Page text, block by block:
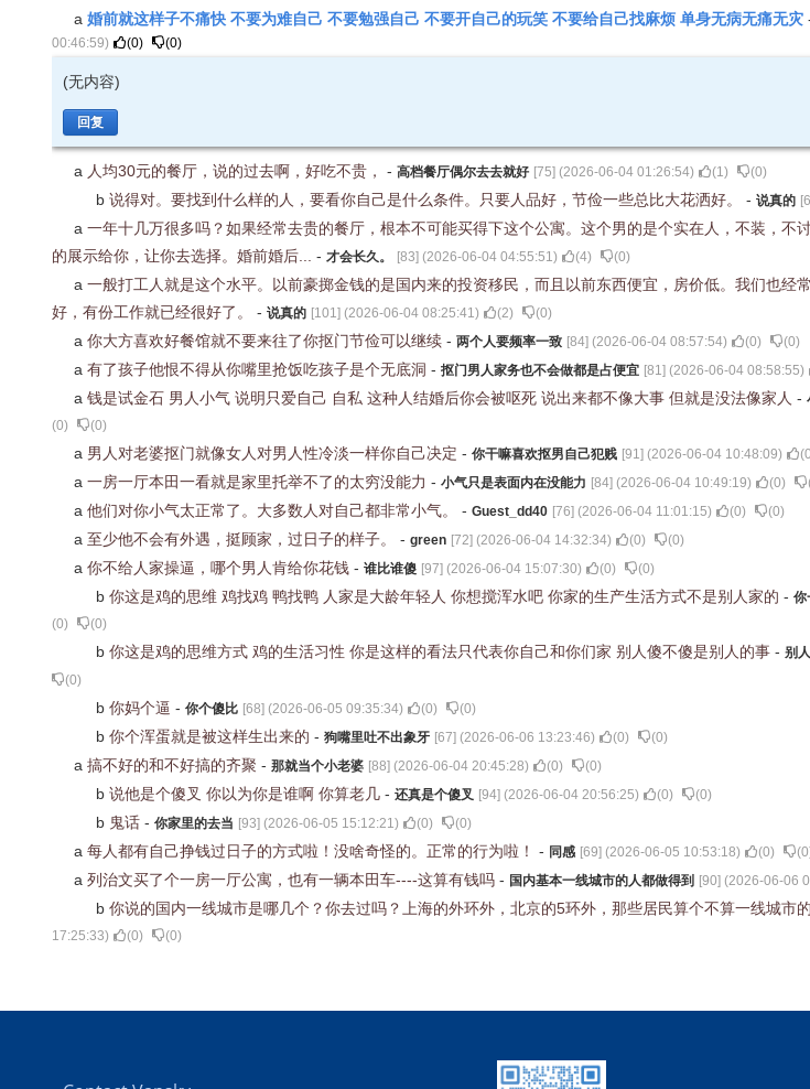
a 婚前就这样子不痛快 不要为难自己 不要勉强自己 不要开自己的玩笑 不要给自己找麻烦 单身无病无痛无灾
00:46:59) (0) (0)
(无内容)
回复
a 人均30元的餐厅，说的过去啊，好吃不贵， - 高档餐厅偶尔去去就好 [75] (2026-06-04 01:26:54) (1) (0)
b 说得对。要找到什么样的人，要看你自己是什么条件。只要人品好，节俭一些总比大花洒好。 - 说真的 [
a 一年十几万很多吗？如果经常去贵的餐厅，根本不可能买得下这个公寓。这个男的是个实在人，不装，不
的展示给你，让你去选择。婚前婚后... - 才会长久。 [83] (2026-06-04 04:55:51) (4) (0)
a 一般打工人就是这个水平。以前豪掷金钱的是国内来的投资移民，而且以前东西便宜，房价低。我们也经
好，有份工作就已经很好了。 - 说真的 [101] (2026-06-04 08:25:41) (2) (0)
a 你大方喜欢好餐馆就不要来往了你抠门节俭可以继续 - 两个人要频率一致 [84] (2026-06-04 08:57:54) (0) (0)
a 有了孩子他恨不得从你嘴里抢饭吃孩子是个无底洞 - 抠门男人家务也不会做都是占便宜 [81] (2026-06-04 08:58:55)
a 钱是试金石 男人小气 说明只爱自己 自私 这种人结婚后你会被呕死 说出来都不像大事 但就是没法像家人 -
(0) (0)
a 男人对老婆抠门就像女人对男人性冷淡一样你自己决定 - 你干嘛喜欢抠男自己犯贱 [91] (2026-06-04 10:48:09) (0
a 一房一厅本田一看就是家里托举不了的太穷没能力 - 小气只是表面内在没能力 [84] (2026-06-04 10:49:19) (0)
a 他们对你小气太正常了。大多数人对自己都非常小气。 - Guest_dd40 [76] (2026-06-04 11:01:15) (0) (0)
a 至少他不会有外遇，挺顾家，过日子的样子。 - green [72] (2026-06-04 14:32:34) (0) (0)
a 你不给人家操逼，哪个男人肯给你花钱 - 谁比谁傻 [97] (2026-06-04 15:07:30) (0) (0)
b 你这是鸡的思维 鸡找鸡 鸭找鸭 人家是大龄年轻人 你想搅浑水吧 你家的生产生活方式不是别人家的 - 你
(0) (0)
b 你这是鸡的思维方式 鸡的生活习性 你是这样的看法只代表你自己和你们家 别人傻不傻是别人的事 - 别
(0)
b 你妈个逼 - 你个傻比 [68] (2026-06-05 09:35:34) (0) (0)
b 你个浑蛋就是被这样生出来的 - 狗嘴里吐不出象牙 [67] (2026-06-06 13:23:46) (0) (0)
a 搞不好的和不好搞的齐聚 - 那就当个小老婆 [88] (2026-06-04 20:45:28) (0) (0)
b 说他是个傻叉 你以为你是谁啊 你算老几 - 还真是个傻叉 [94] (2026-06-04 20:56:25) (0) (0)
b 鬼话 - 你家里的去当 [93] (2026-06-05 15:12:21) (0) (0)
a 每人都有自己挣钱过日子的方式啦！没啥奇怪的。正常的行为啦！ - 同感 [69] (2026-06-05 10:53:18) (0) (0
a 列治文买了个一房一厅公寓，也有一辆本田车----这算有钱吗 - 国内基本一线城市的人都做得到 [90] (2026-06-06
b 你说的国内一线城市是哪几个？你去过吗？上海的外环外，北京的5环外，那些居民算个不算一线城市
17:25:33) (0) (0)